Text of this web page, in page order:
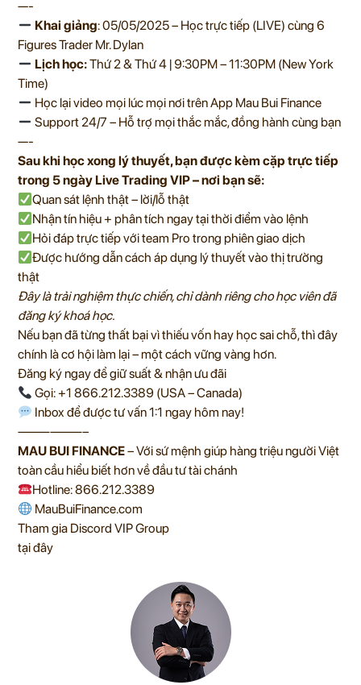
—-
Khai giảng: 05/05/2025 – Học trực tiếp (LIVE) cùng 6
Figures Trader Mr. Dylan
Lịch học:Thứ 2 & Thứ 4 | 9:30PM – 11:30PM (New York
Time)
Học lại video mọi lúc mọi nơi trên App Mau Bui Finance
Support 24/7 – Hỗ trợ mọi thắc mắc, đồng hành cùng bạn
—-
Sau khi học xong lý thuyết, bạn được kèm cặp trực tiếp
trong 5 ngày Live Trading VIP – nơi bạn sẽ:
Quan sát lệnh thật – lời/lỗ thật
Nhận tín hiệu + phân tích ngay tại thời điểm vào lệnh
Hỏi đáp trực tiếp với team Pro trong phiên giao dịch
Được hướng dẫn cách áp dụng lý thuyết vào thị trường
thật
Đây là trải nghiệm thực chiến, chỉ dành riêng cho học viên đã
đăng ký khoá học.
Nếu bạn đã từng thất bại vì thiếu vốn hay học sai chỗ, thì đây
chính là cơ hội làm lại – một cách vững vàng hơn.
Đăng ký ngay để giữ suất & nhận ưu đãi
Gọi: +1 866.212.3389 (USA – Canada)
Inbox để được tư vấn 1:1 ngay hôm nay!
——————–
MAU BUI FINANCE– Với sứ mệnh giúp hàng triệu người Việt
toàn cầu hiểu biết hơn về đầu tư tài chánh
Hotline: 866.212.3389
MauBuiFinance.com
Tham gia Discord VIP Group
tại đây